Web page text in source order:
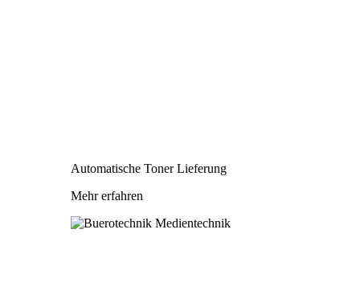
Automatische Toner Lieferung
Mehr erfahren